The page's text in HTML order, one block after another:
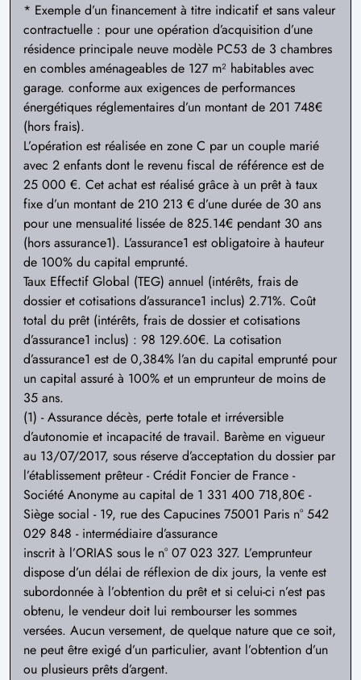
* Exemple d’un financement à titre indicatif et sans valeur
contractuelle : pour une opération d’acquisition d’une
résidence principale neuve modèle PC53 de 3 chambres
en combles aménageables de 127 m² habitables avec
garage. conforme aux exigences de performances
énergétiques réglementaires d’un montant de 201 748€
(hors frais).
L’opération est réalisée en zone C par un couple marié
avec 2 enfants dont le revenu fiscal de référence est de
25 000 €. Cet achat est réalisé grâce à un prêt à taux
fixe d’un montant de 210 213 € d’une durée de 30 ans
pour une mensualité lissée de 825.14€ pendant 30 ans
(hors assurance1). L’assurance1 est obligatoire à hauteur
de 100% du capital emprunté.
Taux Effectif Global (TEG) annuel (intérêts, frais de
dossier et cotisations d’assurance1 inclus) 2.71%. Coût
total du prêt (intérêts, frais de dossier et cotisations
d’assurance1 inclus) : 98 129.60€. La cotisation
d’assurance1 est de 0,384% l’an du capital emprunté pour
un capital assuré à 100% et un emprunteur de moins de
35 ans.
(1) - Assurance décès, perte totale et irréversible
d’autonomie et incapacité de travail. Barème en vigueur
au 13/07/2017, sous réserve d’acceptation du dossier par
l’établissement prêteur - Crédit Foncier de France -
Société Anonyme au capital de 1 331 400 718,80€ -
Siège social - 19, rue des Capucines 75001 Paris n° 542
029 848 - intermédiaire d’assurance
inscrit à l’ORIAS sous le n° 07 023 327. L’emprunteur
dispose d’un délai de réflexion de dix jours, la vente est
subordonnée à l’obtention du prêt et si celui-ci n’est pas
obtenu, le vendeur doit lui rembourser les sommes
versées. Aucun versement, de quelque nature que ce soit,
ne peut être exigé d’un particulier, avant l’obtention d’un
ou plusieurs prêts d’argent.